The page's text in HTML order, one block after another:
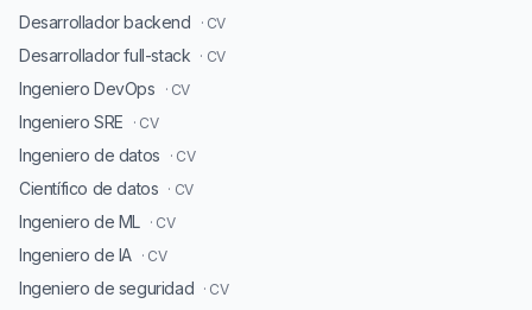
Desarrollador backend · CV
Desarrollador full-stack · CV
Ingeniero DevOps · CV
Ingeniero SRE · CV
Ingeniero de datos · CV
Científico de datos · CV
Ingeniero de ML · CV
Ingeniero de IA · CV
Ingeniero de seguridad · CV